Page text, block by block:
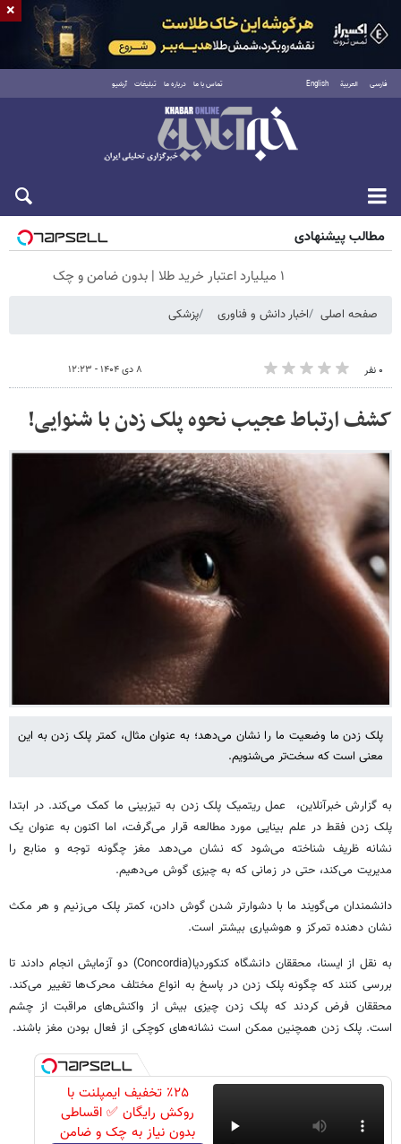
فارسی العربية English تماس با ما درباره ما تبلیغات آرشیو
جمعه ۱۶ مرداد ۱۴۰۵
مطالب پیشنهادی
۱ میلیارد اعتبار خرید طلا | بدون ضامن و چک
صفحه اصلی اخبار دانش و فناوری پزشکی
۰ نفر ۸ دی ۱۴۰۴ - ۱۲:۲۳
کشف ارتباط عجیب نحوه پلک زدن با شنوایی!
پلک زدن ما وضعیت ما را نشان می‌دهد؛ به عنوان مثال، کمتر پلک زدن به این
معنی است که سخت‌تر می‌شنویم.
به گزارش خبرآنلاین، عمل ریتمیک پلک زدن به تیزبینی ما کمک می‌کند. در ابتدا
پلک زدن فقط در علم بینایی مورد مطالعه قرار می‌گرفت، اما اکنون به عنوان یک
نشانه ظریف شناخته می‌شود که نشان می‌دهد مغز چگونه توجه و منابع را
مدیریت می‌کند، حتی در زمانی که به چیزی گوش می‌دهیم.
دانشمندان می‌گویند ما با دشوارتر شدن گوش دادن، کمتر پلک می‌زنیم و هر مکث
نشان دهنده تمرکز و هوشیاری بیشتر است.
به نقل از ایسنا، محققان دانشگاه کنکوردیا(Concordia) دو آزمایش انجام دادند تا
بررسی کنند که چگونه پلک زدن در پاسخ به انواع مختلف محرک‌ها تغییر می‌کند.
محققان فرض کردند که پلک زدن چیزی بیش از واکنش‌های مراقبت از چشم
است. پلک زدن همچنین ممکن است نشانه‌های کوچکی از فعال بودن مغز باشند.
٪۲۵ تخفیف ایمپلنت با
روکش رایگان ✅ اقساطی
بدون نیاز به چک و ضامن
×